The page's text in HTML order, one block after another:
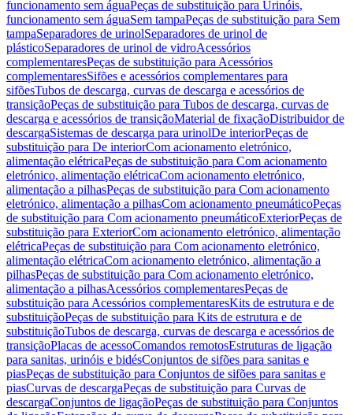
funcionamento sem águaPeças de substituição para Urinóis,
funcionamento sem águaSem tampaPeças de substituição para Sem
tampaSeparadores de urinolSeparadores de urinol de
plásticoSeparadores de urinol de vidroAcessórios
complementaresPeças de substituição para Acessórios
complementaresSifões e acessórios complementares para
sifõesTubos de descarga, curvas de descarga e acessórios de
transiçãoPeças de substituição para Tubos de descarga, curvas de
descarga e acessórios de transiçãoMaterial de fixaçãoDistribuidor de
descargaSistemas de descarga para urinolDe interiorPeças de
substituição para De interiorCom acionamento eletrónico,
alimentação elétricaPeças de substituição para Com acionamento
eletrónico, alimentação elétricaCom acionamento eletrónico,
alimentação a pilhasPeças de substituição para Com acionamento
eletrónico, alimentação a pilhasCom acionamento pneumáticoPeças
de substituição para Com acionamento pneumáticoExteriorPeças de
substituição para ExteriorCom acionamento eletrónico, alimentação
elétricaPeças de substituição para Com acionamento eletrónico,
alimentação elétricaCom acionamento eletrónico, alimentação a
pilhasPeças de substituição para Com acionamento eletrónico,
alimentação a pilhasAcessórios complementaresPeças de
substituição para Acessórios complementaresKits de estrutura e de
substituiçãoPeças de substituição para Kits de estrutura e de
substituiçãoTubos de descarga, curvas de descarga e acessórios de
transiçãoPlacas de acessoComandos remotosEstruturas de ligação
para sanitas, urinóis e bidésConjuntos de sifões para sanitas e
piasPeças de substituição para Conjuntos de sifões para sanitas e
piasCurvas de descargaPeças de substituição para Curvas de
descargaConjuntos de ligaçãoPeças de substituição para Conjuntos